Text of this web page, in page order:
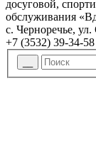
досуговой,
обслуживания
с. Черноречье, ул.
+7 (3532) 39-34-58